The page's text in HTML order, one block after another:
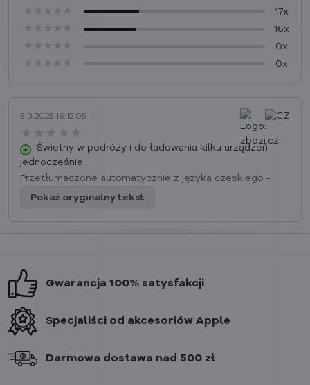
17x
16x
0x
0x
5.3.2025 16:12.05
Świetny w podróży i do ładowania kilku urządzeń
jednocześnie.
Przetłumaczone automatycznie z języka czeskiego -
Pokaż oryginalny tekst
Gwarancja 100% satysfakcji
Specjaliści od akcesoriów Apple
Darmowa dostawa nad 500 zł